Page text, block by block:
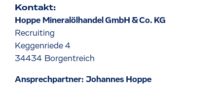
Kontakt:
Hoppe Mineralölhandel GmbH & Co. KG
Recruiting
Keggenriede 4
34434 Borgentreich
Ansprechpartner: Johannes Hoppe